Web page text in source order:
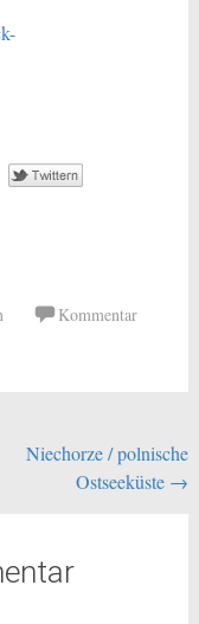
Kommentar
Niechorze / polnische
Ostseeküste →